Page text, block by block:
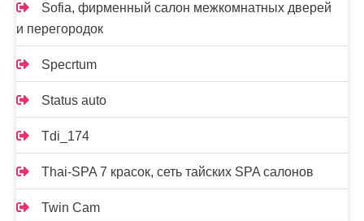
Sofia, фирменный салон межкомнатных дверей
и перегородок
Specrtum
Status auto
Tdi_174
Thai-SPA 7 красок, сеть тайских SPA салонов
Twin Cam